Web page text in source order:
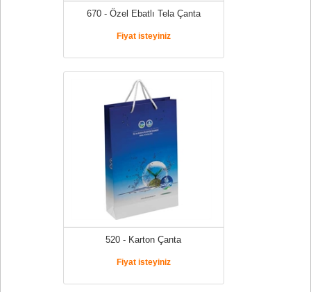
670 - Özel Ebatlı Tela Çanta
Fiyat isteyiniz
520 - Karton Çanta
Fiyat isteyiniz